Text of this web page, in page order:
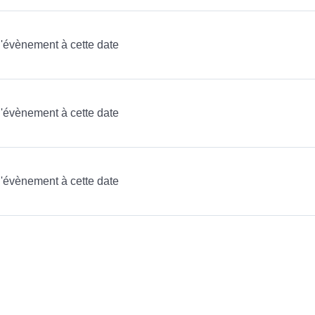
à cette date
à cette date
à cette date